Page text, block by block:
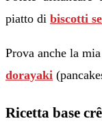
piatto di biscotti
Prova anche la
dorayaki
Ricetta base